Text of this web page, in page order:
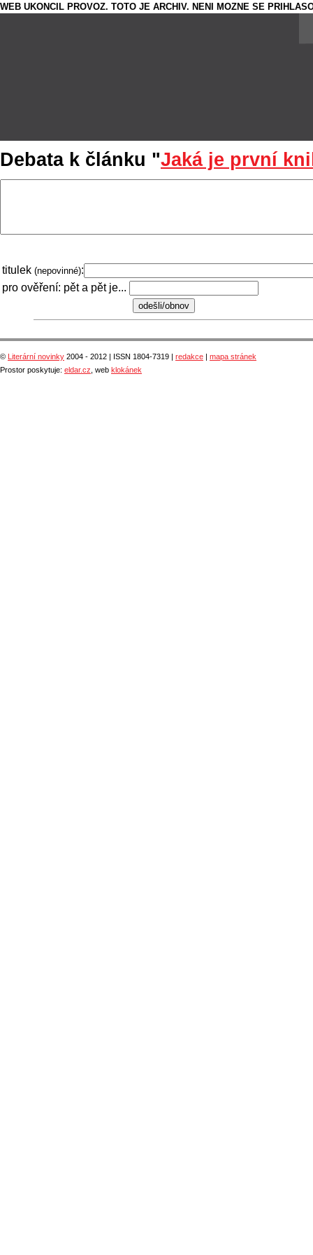
WEB UKONCIL PROVOZ. TOTO JE ARCHIV. NENI MOZNE SE
Debata k článku "Jaká je první
titulek (nepovinné):
pro ověření: pět a pět je...
© Literární novinky 2004 - 2012 | ISSN 1804-7319 | redakce | mapa stránek
Prostor poskytuje: eldar.cz , web klokánek